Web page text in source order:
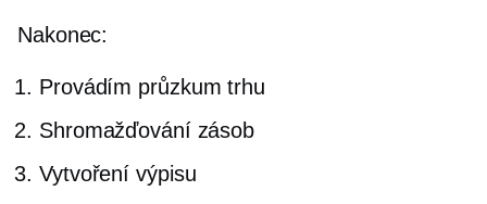
Nakonec:
Provádím průzkum trhu
Shromažďování zásob
Vytvoření výpisu